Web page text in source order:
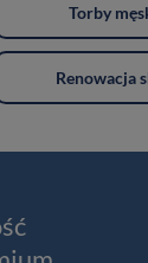
Torby
Renowacja